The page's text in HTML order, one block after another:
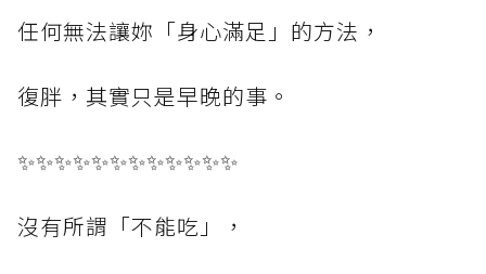
任何無法讓妳「身心滿足」的方法，
復胖，其實只是早晚的事。
✨✨✨✨✨✨✨✨✨✨✨✨
沒有所謂「不能吃」，